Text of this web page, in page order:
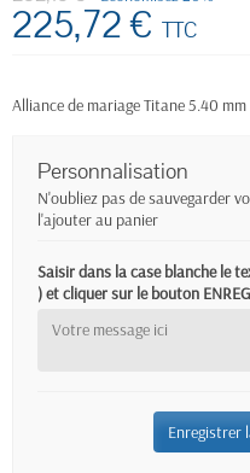
225,72 € TTC
Alliance de mariage Titane 5.40 mm
Personnalisation
N'oubliez pas de sauvegarder
l'ajouter au panier
Saisir dans la case blanche le
) et cliquer sur le bouton
Enregistrer